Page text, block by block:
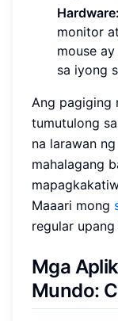
Hardware:
monitor
mouse
sa iyong
Ang pagiging
tumutulong
na larawan
mahalagang
Maaari mong
regular
Mga
Mundo: